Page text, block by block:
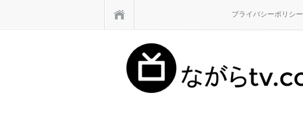
プライバシーポリシー